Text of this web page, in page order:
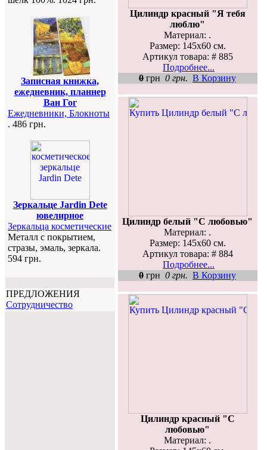
Записная книжка,
ежедневник, планнер
Ван Гог
Ежедневники, Блокноты
. 486 грн.
Зеркальце Jardin Dete
ювелирное
Зеркальца косметические
Металл с покрытием,
стразы, эмаль, зеркала.
594 грн.
ПРЕДЛОЖЕНИЯ
Cотрудничество
Цилиндр красный "Я тебя
люблю"
Материал: .
Размер: 145х60 см.
Артикул товара: # 885
Подробнее...
0 грн 0 грн. В Корзину
Цилиндр белый "С любовью"
Материал: .
Размер: 145х60 см.
Артикул товара: # 884
Подробнее...
0 грн 0 грн. В Корзину
Цилиндр красный "С
любовью"
Материал: .